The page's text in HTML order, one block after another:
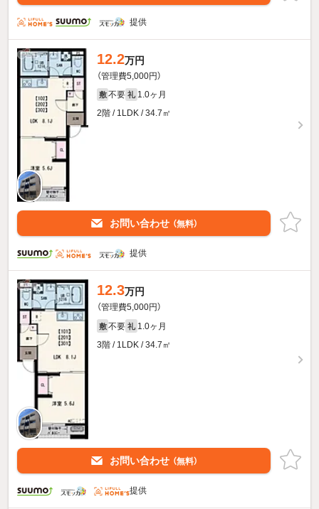
提供
12.2万円
（管理費5,000円）
敷 不要 礼 1.0ヶ月
2階 / 1LDK / 34.7㎡
お問い合わせ （無料）
提供
12.3万円
（管理費5,000円）
敷 不要 礼 1.0ヶ月
3階 / 1LDK / 34.7㎡
お問い合わせ （無料）
提供